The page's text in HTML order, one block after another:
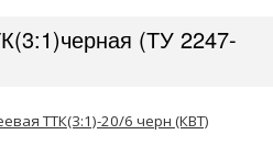
(ТУ 2247-
ТТК(3:1)-20/6 черн (КВТ)